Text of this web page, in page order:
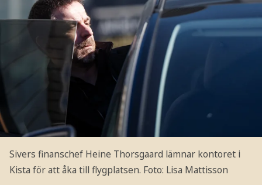
Sivers finanschef Heine Thorsgaard lämnar kontoret i
Kista för att åka till flygplatsen. Foto: Lisa Mattisson